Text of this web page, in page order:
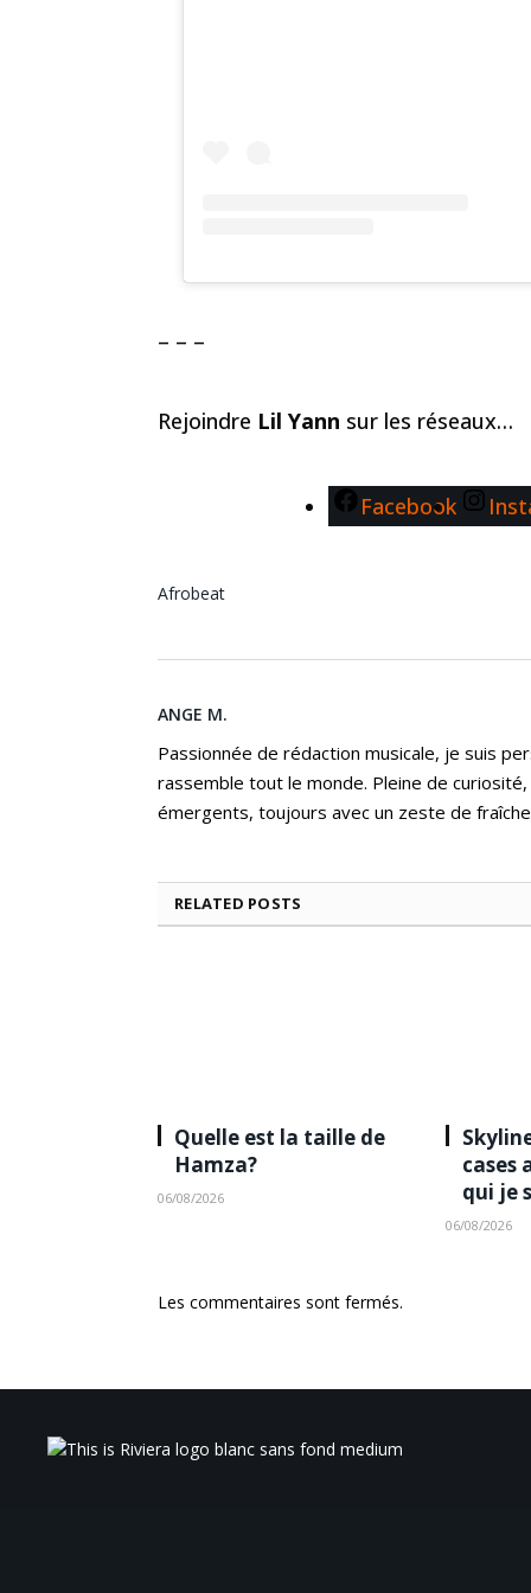
– – –
Rejoindre Lil Yann sur les réseaux…
Facebook
Afrobeat
ANGE M.
Passionnée de rédaction musicale, je suis
rassemble tout le monde. Pleine de
émergents, toujours avec un zeste de
RELATED POSTS
Quelle est la taille de
Hamza?
06/08/2026
cases
qui je
06/08/2026
Les commentaires sont fermés.